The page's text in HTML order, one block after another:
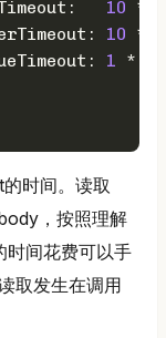
10 *
10 *
1 *
时间。读取
，按照理解
时间花费可以手
取发生在调用